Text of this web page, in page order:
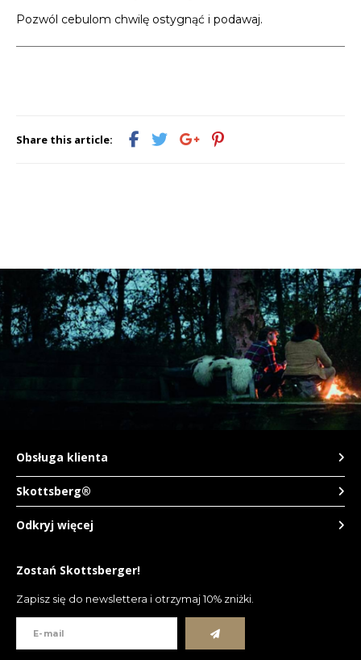
Pozwól cebulom chwilę ostygnąć i podawaj.
Share this article:
Skottsberg®
Obsługa klienta
Odkryj więcej
Zostań Skottsberger!
Zapisz się do newslettera i otrzymaj 10% zniżki.